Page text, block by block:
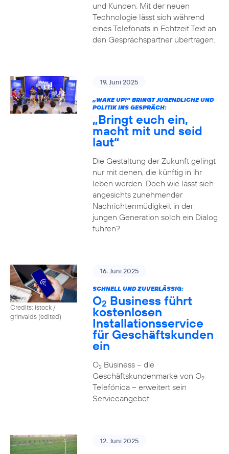
und Kunden. Mit der neuen
Technologie lässt sich während
eines Telefonats in Echtzeit Text an
den Gesprächspartner übertragen.
19. Juni 2025
„WAKE UP!“ BRINGT JUGENDLICHE UND
POLITIK INS GESPRÄCH:
„Bringt euch ein,
macht mit und seid
laut“
Die Gestaltung der Zukunft gelingt
nur mit denen, die künftig in ihr
leben werden. Doch wie lässt sich
angesichts zunehmender
Nachrichtenmüdigkeit in der
jungen Generation solch ein Dialog
führen?
Credits: istock /
grinvalds (edited)
16. Juni 2025
SCHNELL UND ZUVERLÄSSIG:
O2 Business führt
kostenlosen
Installationsservice
für Geschäftskunden
ein
O2Business – die
Geschäftskundenmarke von O2
Telefónica – erweitert sein
Serviceangebot.
12. Juni 2025